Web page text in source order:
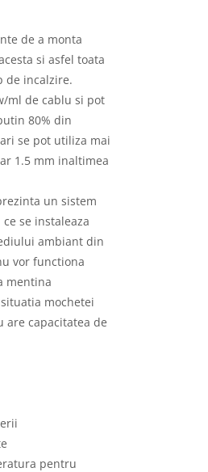
de a monta
si asfel toata
de incalzire.
ml de cablu si pot
80% din
se pot utiliza mai
1.5 mm inaltimea
un sistem
se instaleaza
ambiant din
vor functiona
mentina
mochetei
are capacitatea de
pentru